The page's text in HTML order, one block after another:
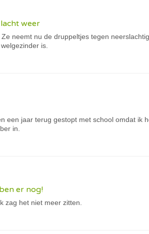
weer
neemt nu de druppeltjes tegen
is.
een jaar terug gestopt met school omdat ik
in.
er nog!
zag het niet meer zitten.